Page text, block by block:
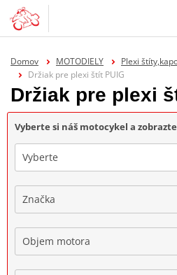
Domov MOTODIELY
Plexi
Držiak pre plexi štít PUIG
Držiak pre plexi
Vyberte si náš motocykel a
Vyberte
Značka
Objem motora